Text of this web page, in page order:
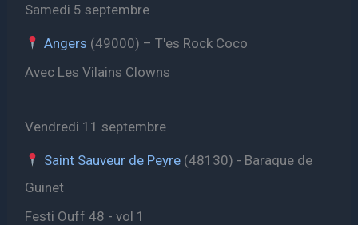
Samedi 5 septembre
Angers (49000) – T'es Rock Coco
Avec Les Vilains Clowns
Vendredi 11 septembre
Saint Sauveur de Peyre(48130) - Baraque de
Guinet
Festi Ouff 48 - vol 1